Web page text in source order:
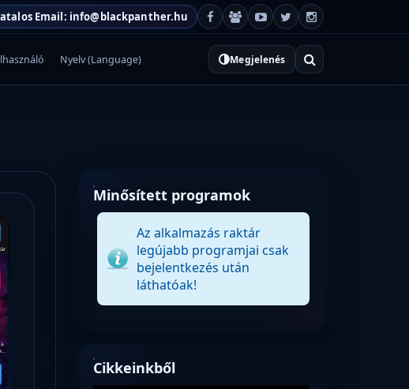
Email: info@blackpanther.hu
Nyelv (Language) Megjelenés
Minősített programok
Az alkalmazás raktár
legújabb programjai csak
bejelentkezés után
láthatóak!
Cikkeinkből